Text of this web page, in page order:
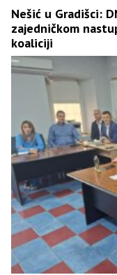
Nešić u Gradišci:
zajedničkom
koaliciji